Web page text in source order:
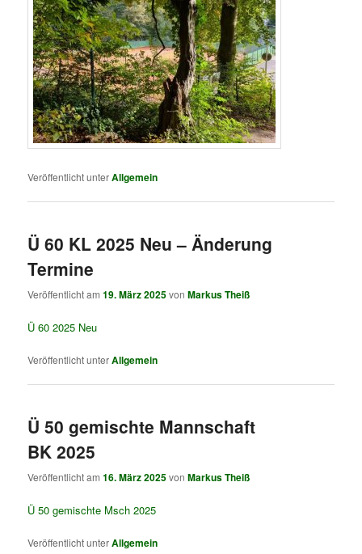
Veröffentlicht unterAllgemein
Ü 60 KL 2025 Neu – Änderung
Termine
Veröffentlicht am19. März 2025vonMarkus Theiß
Ü 60 2025 Neu
Veröffentlicht unterAllgemein
Ü 50 gemischte Mannschaft
BK 2025
Veröffentlicht am16. März 2025vonMarkus Theiß
Ü 50 gemischte Msch 2025
Veröffentlicht unterAllgemein